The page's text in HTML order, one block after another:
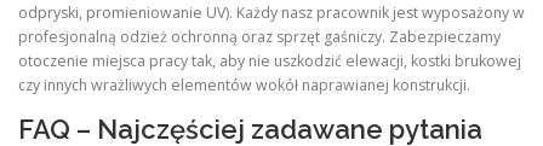
odpryski, promieniowanie UV). Każdy nasz pracownik jest wyposażony w
profesjonalną odzież ochronną oraz sprzęt gaśniczy. Zabezpieczamy
otoczenie miejsca pracy tak, aby nie uszkodzić elewacji, kostki brukowej
czy innych wrażliwych elementów wokół naprawianej konstrukcji.
FAQ – Najczęściej zadawane pytania